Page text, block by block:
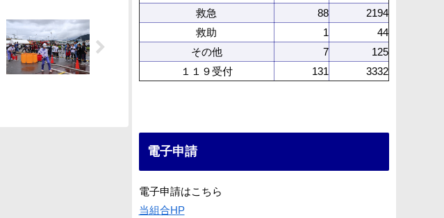
救急
88
2194
救助
1
44
その他
7
125
１１９受付
131 3332
電子申請
電子申請はこちら
当組合HP